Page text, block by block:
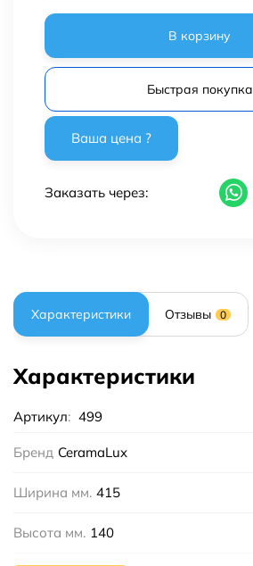
В корзину
Быстрая покупка
Заказать через:
Характеристики Отзывы 0
Характеристики
Артикул: 499
Бренд CeramaLux
Ширина мм. 415
Высота мм. 140